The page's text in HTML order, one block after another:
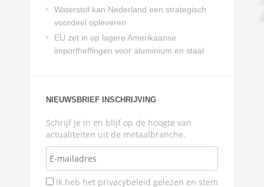
Waterstof kan Nederland een strategisch
voordeel opleveren
EU zet in op lagere Amerikaanse
importheffingen voor aluminium en staal
NIEUWSBRIEF INSCHRIJVING
Schrijf je in en blijf op de hoogte van
actualiteiten uit de metaalbranche.
Ik heb het privacybeleid gelezen en stem